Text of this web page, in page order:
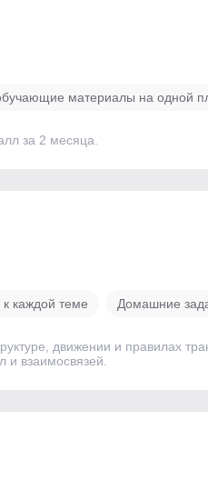
материалы на одной
за 2 месяца.
каждой теме Домашние
движении и правилах
взаимосвязей.